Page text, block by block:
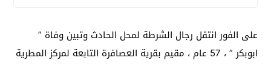
على الفور انتقل رجال الشرطة لمحل الحادث وتبين وفاة ”
ابوبكر ” ، 57 عام ، مقيم بقرية العصافرة التابعة لمركز المطرية